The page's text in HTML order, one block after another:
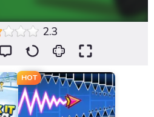
2.3
HOT